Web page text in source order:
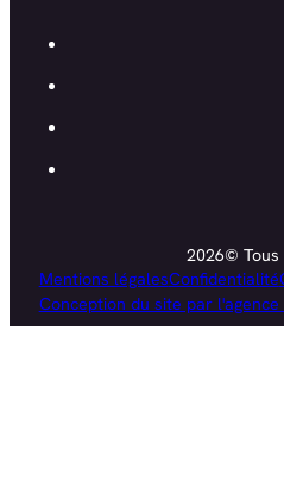
2026©
Mentions légalesConfidentialité
Conception du site par